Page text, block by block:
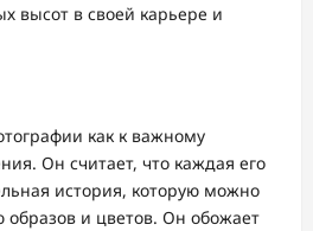
высот в своей карьере и
как к важному
Он считает, что каждая его
история, которую можно
образов и цветов. Он обожает